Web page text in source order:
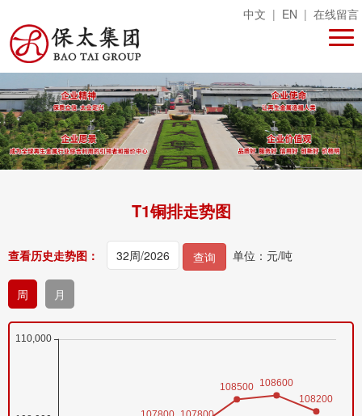
中文 | EN | 在线留言
T1铜排走势图
查看历史走势图： 查询 单位：元/吨
周 月